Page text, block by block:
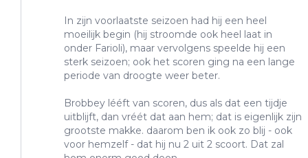
In zijn voorlaatste seizoen had hij een heel
moeilijk begin (hij stroomde ook heel laat in
onder Farioli), maar vervolgens speelde hij een
sterk seizoen; ook het scoren ging na een lange
periode van droogte weer beter.
Brobbey lééft van scoren, dus als dat een tijdje
uitblijft, dan vréét dat aan hem; dat is eigenlijk zijn
grootste makke. daarom ben ik ook zo blij - ook
voor hemzelf - dat hij nu 2 uit 2 scoort. Dat zal